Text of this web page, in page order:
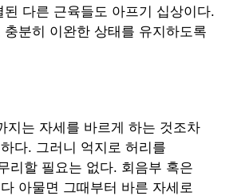
된 다른 근육들도 아프기 십상이다.
충분히 이완한 상태를 유지하도록
지는 자세를 바르게 하는 것조차
다. 그러니 억지로 허리를
리할 필요는 없다. 회음부 혹은
아물면 그때부터 바른 자세로